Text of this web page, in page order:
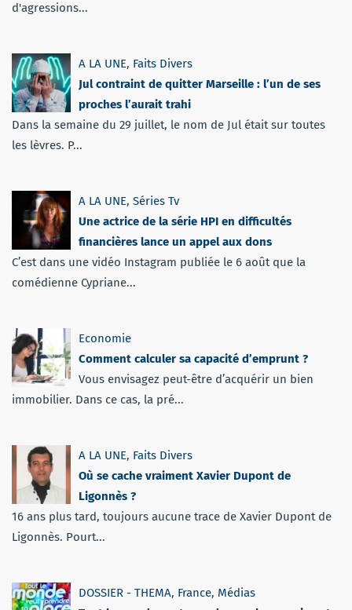
d'agressions...
A LA UNE, Faits Divers
Jul contraint de quitter Marseille : l’un de ses
proches l’aurait trahi
Dans la semaine du 29 juillet, le nom de Jul était sur toutes
les lèvres. P...
A LA UNE, Séries Tv
Une actrice de la série HPI en difficultés
financières lance un appel aux dons
C’est dans une vidéo Instagram publiée le 6 août que la
comédienne Cypriane...
Economie
Comment calculer sa capacité d’emprunt ?
Vous envisagez peut-être d’acquérir un bien
immobilier. Dans ce cas, la pré...
A LA UNE, Faits Divers
Où se cache vraiment Xavier Dupont de
Ligonnès ?
16 ans plus tard, toujours aucune trace de Xavier Dupont de
Ligonnès. Pourt...
DOSSIER - THEMA, France, Médias